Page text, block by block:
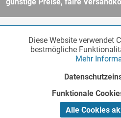
und ggf. Nachnahmegebühren, wenn
Unser Webshop richtet sich an
andere gewerbliche Kunden im Sinne
für weitere Informationen.
Funktionale
Diese Website verwendet
bestmögliche
Mehr
Funktionale
Alle Cookies